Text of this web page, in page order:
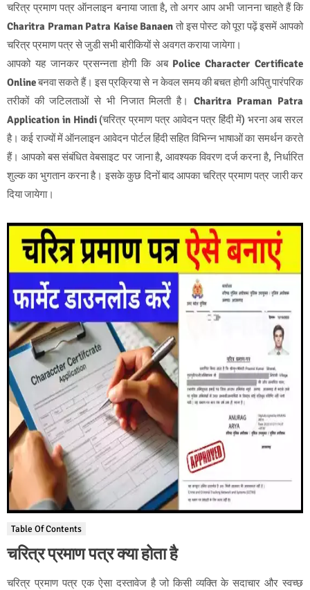
चरित्र प्रमाण पत्र ऑनलाइन बनाया जाता है, तो अगर आप अभी जानना चाहते हैं कि
Charitra Praman Patra Kaise Banaenतो इस पोस्ट को पूरा पढ़ें इसमें आपको
चरित्र प्रमाण पत्र से जुडी सभी बारीकियों से अवगत कराया जायेगा।
आपको यह जानकर प्रसन्नता होगी कि अब Police Character Certificate
Onlineबनवा सकते हैं। इस प्रक्रिया से न केवल समय की बचत होगी अपितु पारंपरिक
तरीकों की जटिलताओं से भी निजात मिलती है। Charitra Praman Patra
Application in Hindi (चरित्र प्रमाण पत्र आवेदन पत्र हिंदी में) भरना अब सरल
है। कई राज्यों में ऑनलाइन आवेदन पोर्टल हिंदी सहित विभिन्न भाषाओं का समर्थन करते
हैं। आपको बस संबंधित वेबसाइट पर जाना है, आवश्यक विवरण दर्ज करना है, निर्धारित
शुल्क का भुगतान करना है। इसके कुछ दिनों बाद आपका चरित्र प्रमाण पत्र जारी कर
दिया जायेगा।
Table Of Contents
चरित्र प्रमाण पत्र क्या होता है
चरित्र प्रमाण पत्र एक ऐसा दस्तावेज है जो किसी व्यक्ति के सदाचार और स्वच्छ